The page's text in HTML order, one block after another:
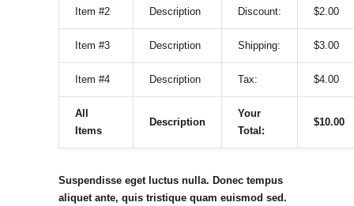
Item #2 Description Discount: $2.00
Item #3 Description Shipping: $3.00
Item #4 Description Tax: $4.00
All
Items
Description
Your
Total:
$10.00
Suspendisse eget luctus nulla. Donec tempus
aliquet ante, quis tristique quam euismod sed.